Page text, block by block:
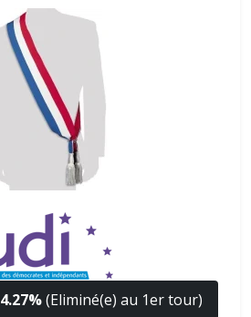
4.27%(Eliminé(e) au 1er tour)